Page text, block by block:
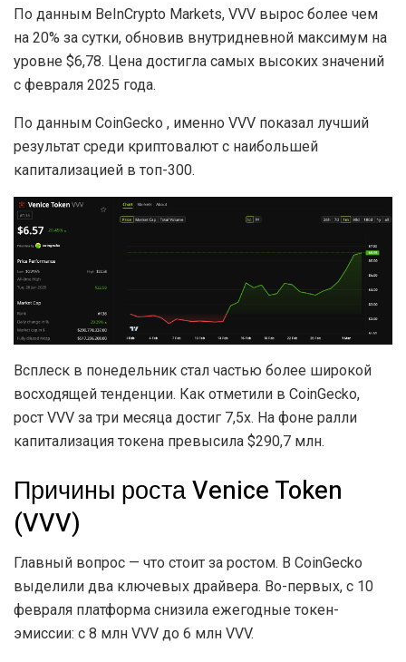
По данным BeInCrypto Markets, VVV вырос более чем
на 20% за сутки, обновив внутридневной максимум на
уровне $6,78. Цена достигла самых высоких значений
с февраля 2025 года.
По данным CoinGecko , именно VVV показал лучший
результат среди криптовалют с наибольшей
капитализацией в топ-300.
Всплеск в понедельник стал частью более широкой
восходящей тенденции. Как отметили в CoinGecko,
рост VVV за три месяца достиг 7,5x. На фоне ралли
капитализация токена превысила $290,7 млн.
Причины роста Venice Token
(VVV)
Главный вопрос — что стоит за ростом. В CoinGecko
выделили два ключевых драйвера. Во-первых, с 10
февраля платформа снизила ежегодные токен-
эмиссии: с 8 млн VVV до 6 млн VVV.